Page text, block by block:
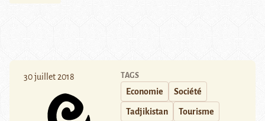
30 juillet 2018 TAGS
Economie Société
Tadjikistan Tourisme